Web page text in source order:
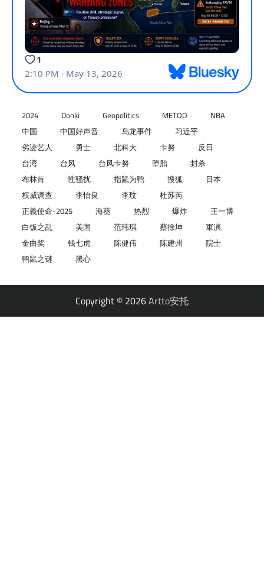
2024 Donki Geopolitics METOO
NBA
中国
中国好声音 乌龙事件
习近平
劣迹艺人
勇士 北科大 卡努
反日
台湾
台风 台风卡努 堕胎
封杀
布林肯
性骚扰 指鼠为鸭 搜狐
日本
权威调查
李怡良 李玟
杜苏芮
正義使命-2025
海葵 热烈 爆炸
王一博
白饭之乱
美国 范玮琪 蔡徐坤
軍演
金曲奖
钱七虎 陈健伟 陈建州
院士
鸭鼠之谜
黑心
Copyright © 2026Artto安托